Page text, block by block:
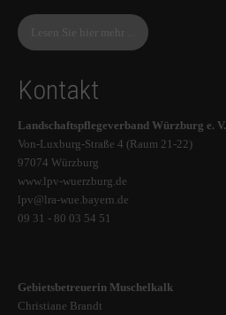
Lesen Sie hier mehr ...
Kontakt
Landschaftspflegeverband Würzburg e. V.
Von-Luxburg-Straße 4 (Raum 21-22)
97074 Würzburg
www.lpv-wuerzburg.de
lpv@lra-wue.bayern.de
09 31 - 80 03 54 51
Gebietsbetreuerin Muschelkalk
Christiane Brandt